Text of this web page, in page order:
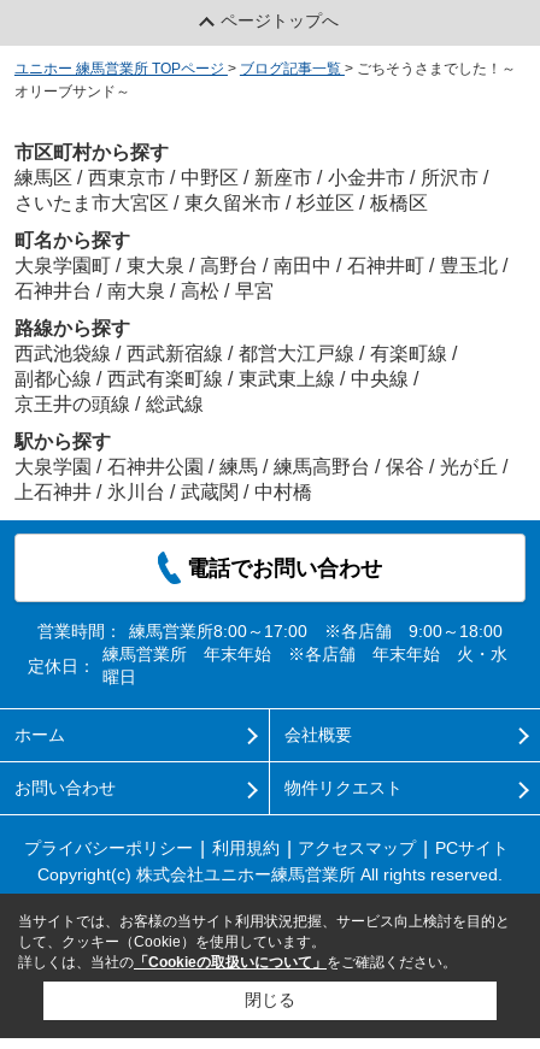
ページトップへ
ユニホー 練馬営業所 TOPページ > ブログ記事一覧 > ごちそうさまでした！～
オリーブサンド～
市区町村から探す
練馬区 / 西東京市 / 中野区 / 新座市 / 小金井市 / 所沢市 /
さいたま市大宮区 / 東久留米市 / 杉並区 / 板橋区
町名から探す
大泉学園町 / 東大泉 / 高野台 / 南田中 / 石神井町 / 豊玉北 /
石神井台 / 南大泉 / 高松 / 早宮
路線から探す
西武池袋線 / 西武新宿線 / 都営大江戸線 / 有楽町線 /
副都心線 / 西武有楽町線 / 東武東上線 / 中央線 /
京王井の頭線 / 総武線
駅から探す
大泉学園 / 石神井公園 / 練馬 / 練馬高野台 / 保谷 / 光が丘 /
上石神井 / 氷川台 / 武蔵関 / 中村橋
電話でお問い合わせ
営業時間：
練馬営業所8:00～17:00 ※各店舗 9:00～18:00
定休日：
練馬営業所 年末年始 ※各店舗 年末年始 火・水
曜日
ホーム 会社概要
お問い合わせ 物件リクエスト
プライバシーポリシー 利用規約 アクセスマップ
PCサイト
Copyright(c) 株式会社ユニホー練馬営業所 All rights reserved.
当サイトでは、お客様の当サイト利用状況把握、サービス向上検討を目的と
して、クッキー（Cookie）を使用しています。
詳しくは、当社の 「Cookieの取扱いについて」 をご確認ください。
閉じる